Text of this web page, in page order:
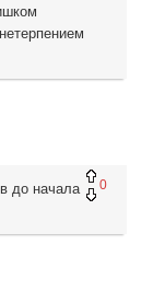
0
до начала